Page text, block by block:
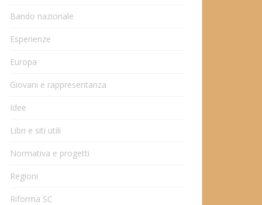
Bando nazionale
Esperienze
Europa
Giovani e rappresentanza
Idee
Libri e siti utili
Normativa e progetti
Regioni
Riforma SC